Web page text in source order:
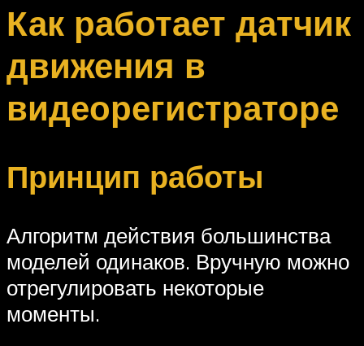
Меню
Как работает датчик
движения в
видеорегистраторе
Принцип работы
Алгоритм действия большинства
моделей одинаков. Вручную можно
отрегулировать некоторые
моменты.